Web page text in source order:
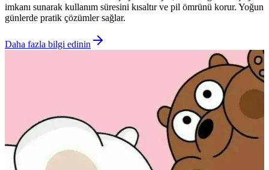
imkanı sunarak kullanım süresini kısaltır ve pil ömrünü korur. Yoğun
günlerde pratik çözümler sağlar.
Daha fazla bilgi edinin